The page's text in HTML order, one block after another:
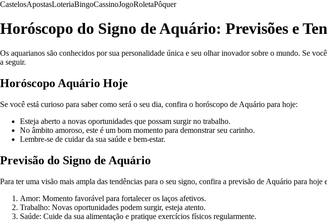
CastelosApostasLoteriaBingoCassinoJogoRoletaPôquer
Horóscopo do Signo de Aquário: Previsões e
Os aquarianos são conhecidos por sua personalidade única e seu olhar inovador sobre o mundo. Se
a seguir.
Horóscopo Aquário Hoje
Se você está curioso para saber como será o seu dia, confira o horóscopo de Aquário para hoje:
Esteja aberto a novas oportunidades que possam surgir no trabalho.
No âmbito amoroso, este é um bom momento para demonstrar seu carinho.
Lembre-se de cuidar da sua saúde e bem-estar.
Previsão do Signo de Aquário
Para ter uma visão mais ampla das tendências para o seu signo, confira a previsão de Aquário para hoje
Amor: Momento favorável para fortalecer os laços afetivos.
Trabalho: Novas oportunidades podem surgir, esteja atento.
Saúde: Cuide da sua alimentação e pratique exercícios físicos regularmente.